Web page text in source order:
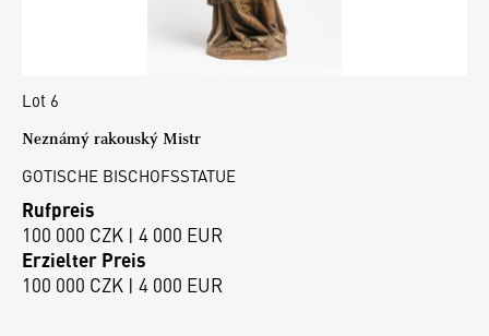
Lot 6
Neznámý rakouský Mistr
GOTISCHE BISCHOFSSTATUE
Rufpreis
100 000 CZK | 4 000 EUR
Erzielter Preis
100 000 CZK | 4 000 EUR